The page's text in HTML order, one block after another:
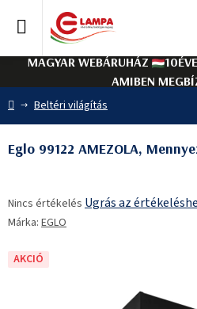
tartalomhoz
MAGYAR WEBÁRUHÁZ
AMIBEN
Kezdőlap
Beltéri világítás
Eglo 99122 AMEZOLA,
termék
átlagos
5-
Nincs értékelés Ugrás az
Márka: EGLO
AKCIÓ